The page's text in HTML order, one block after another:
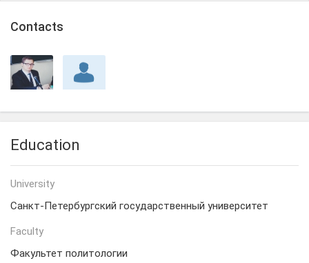
Сontacts
Education
University
Санкт-Петербургский государственный университет
Faculty
Факультет политологии